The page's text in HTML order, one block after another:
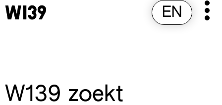
Skip
to
EN
W139 zoekt